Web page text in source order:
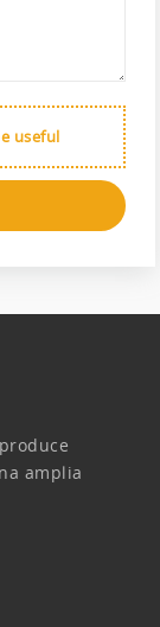
useful
amplia